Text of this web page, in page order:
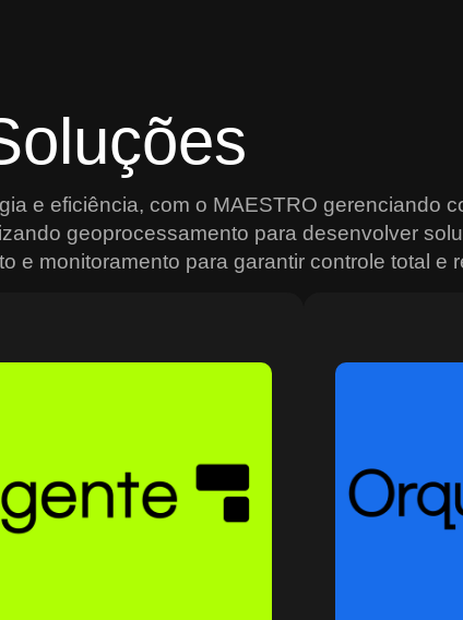
e eficiência, com o MAESTRO gerenciando
geoprocessamento para desenvolver
e monitoramento para garantir controle total e
e gestão de dados geoespaciais.
de alta precisão, ele permite
e planejar operações de forma
multiagência, ela
em tempo real,
eficazes. Com